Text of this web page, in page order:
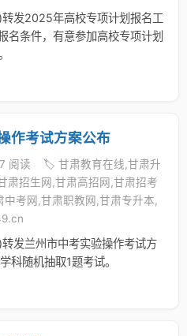
发2025年高校专项计划报名工
名条件，有意参加高校专项计划
作考试方案公布
阅读
🏷️ 甘肃教育在线,甘肃升
肃招生网,甘肃高招网,甘肃招考
考网,甘肃职教网,甘肃专升本,
发兰州市中考实验操作考试方
科随机抽取1题考试。